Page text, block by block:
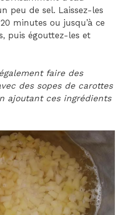
peu de sel. Laissez-les
minutes ou jusqu’à ce
puis égouttez-les et
faire des
des sopes de carottes
ajoutant ces ingrédients